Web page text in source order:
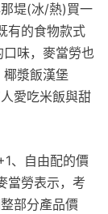
堤(冰/熱)買一
有的食物款式
味，麥當勞也
漿飯漢堡
愛吃米飯與甜
、自由配的價
當勞表示，考
部分產品價